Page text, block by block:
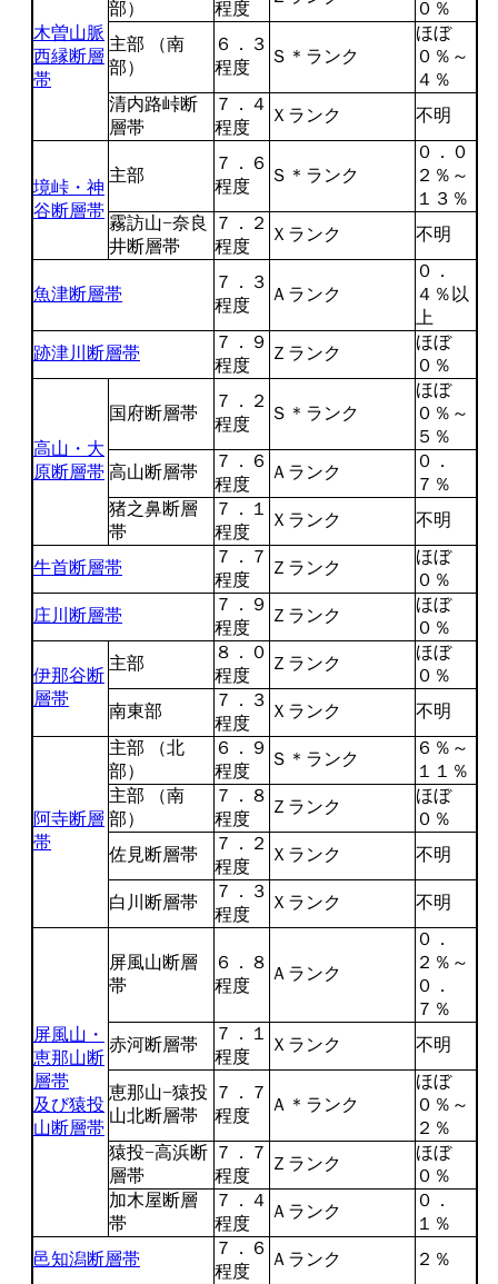
木曽山脈
西縁断層
帯
部）
程度
０％
主部 （南
部）
６．３
程度
Ｓ＊ランク
ほぼ
０％～
４％
清内路峠断
層帯
７．４
程度
Ｘランク 不明
境峠・神
谷断層帯
主部
７．６
程度
Ｓ＊ランク
０．０
２％～
１３％
霧訪山−奈良
井断層帯
７．２
程度
Ｘランク 不明
魚津断層帯
７．３
程度
Ａランク
０．
４％以
上
跡津川断層帯
７．９
程度
Ｚランク
ほぼ
０％
高山・大
原断層帯
国府断層帯
７．２
程度
Ｓ＊ランク
ほぼ
０％～
５％
高山断層帯
７．６
程度
Ａランク
０．
７％
猪之鼻断層
帯
７．１
程度
Ｘランク 不明
牛首断層帯
７．７
程度
Ｚランク
ほぼ
０％
庄川断層帯
７．９
程度
Ｚランク
ほぼ
０％
伊那谷断
層帯
主部
８．０
程度
Ｚランク
ほぼ
０％
南東部
７．３
程度
Ｘランク 不明
阿寺断層
帯
主部 （北
部）
６．９
程度
Ｓ＊ランク
６％～
１１％
主部 （南
部）
７．８
程度
Ｚランク
ほぼ
０％
佐見断層帯
７．２
程度
Ｘランク 不明
白川断層帯
７．３
程度
Ｘランク 不明
屏風山・
恵那山断
層帯
及び猿投
山断層帯
屏風山断層
帯
６．８
程度
Ａランク
０．
２％～
０．
７％
赤河断層帯
７．１
程度
Ｘランク 不明
恵那山−猿投
山北断層帯
７．７
程度
Ａ＊ランク
ほぼ
０％～
２％
猿投−高浜断
層帯
７．７
程度
Ｚランク
ほぼ
０％
加木屋断層
帯
７．４
程度
Ａランク
０．
１％
邑知潟断層帯
７．６
程度
Ａランク ２％